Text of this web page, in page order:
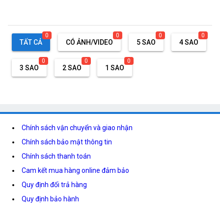
TẤT CẢ
0
CÓ ẢNH/VIDEO
0
5 SAO
0
4 SAO
0
3 SAO
0
2 SAO
0
1 SAO
0
Chính sách vận chuyển và giao nhận
Chính sách bảo mật thông tin
Chính sách thanh toán
Cam kết mua hàng online đảm bảo
Quy định đổi trả hàng
Quy định bảo hành